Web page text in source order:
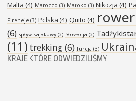
Malta (4) Marocco (3) Maroko (3) Nikozja (4)
Pireneje (3) Polska (4) Quito (4) rower
(6) spływ kajakowy(3) Słowacja (3)
(11) trekking (6) Turcja (3)
KRAJE KTÓRE ODWIEDZILIŚMY